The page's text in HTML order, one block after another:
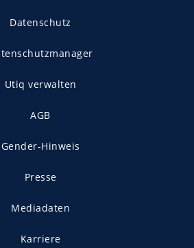
Datenschutz
Utiq verwalten
AGB
Gender-Hinweis
Presse
Mediadaten
Karriere